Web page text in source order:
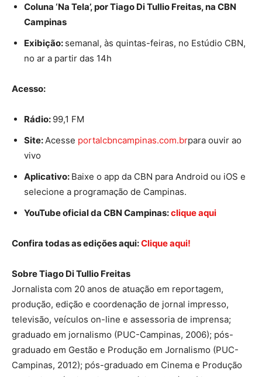
Coluna ‘Na Tela’, por Tiago Di Tullio Freitas, na CBN
Campinas
Exibição: semanal, às quintas-feiras, no Estúdio CBN,
no ar a partir das 14h
Acesso:
Rádio: 99,1 FM
Site: Acesse portalcbncampinas.com.brpara ouvir ao
vivo
Aplicativo: Baixe o app da CBN para Android ou iOS e
selecione a programação de Campinas.
YouTube oficial da CBN Campinas:clique aqui
Confira todas as edições aqui:Clique aqui!
Sobre Tiago Di Tullio Freitas
Jornalista com 20 anos de atuação em reportagem,
produção, edição e coordenação de jornal impresso,
televisão, veículos on-line e assessoria de imprensa;
graduado em jornalismo (PUC-Campinas, 2006); pós-
graduado em Gestão e Produção em Jornalismo (PUC-
Campinas, 2012); pós-graduado em Cinema e Produção